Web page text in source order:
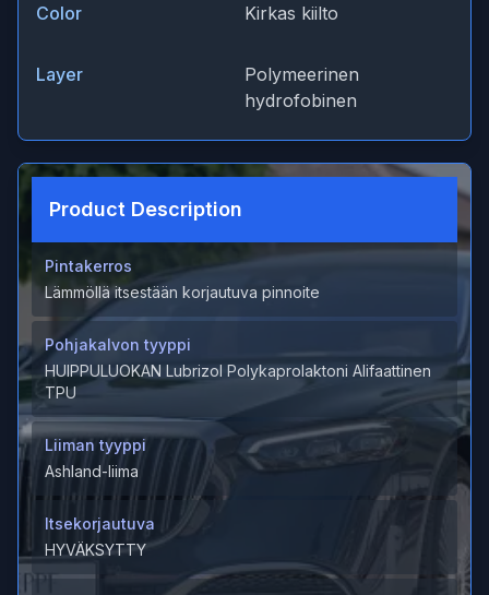
Color Kirkas kiilto
Layer
Polymeerinen
hydrofobinen
Product Description
Pintakerros
Lämmöllä itsestään korjautuva pinnoite
Pohjakalvon tyyppi
HUIPPULUOKAN Lubrizol Polykaprolaktoni Alifaattinen
TPU
Liiman tyyppi
Ashland-liima
Itsekorjautuva
HYVÄKSYTTY